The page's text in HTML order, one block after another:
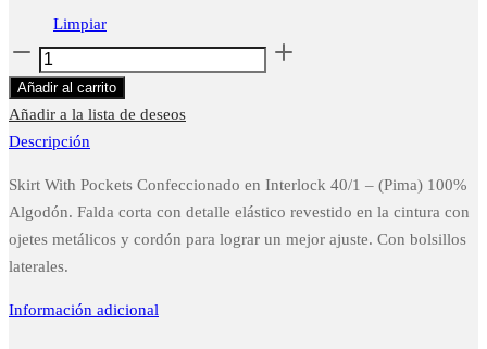
Limpiar
Skirt
with
pockets
cantidad
Añadir al carrito
Añadir a la lista de deseos
Descripción
Skirt With Pockets Confeccionado en Interlock 40/1 – (Pima) 100%
Algodón. Falda corta con detalle elástico revestido en la cintura con
ojetes metálicos y cordón para lograr un mejor ajuste. Con bolsillos
laterales.
Información adicional